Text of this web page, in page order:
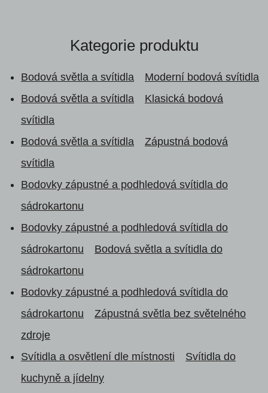
Kategorie produktu
Bodová světla a svítidla
Moderní bodová svítidla
Bodová světla a svítidla
Klasická bodová
svítidla
Bodová světla a svítidla
Zápustná bodová
svítidla
Bodovky zápustné a podhledová svítidla do
sádrokartonu
Bodovky zápustné a podhledová svítidla do
sádrokartonu
Bodová světla a svítidla do
sádrokartonu
Bodovky zápustné a podhledová svítidla do
sádrokartonu
Zápustná světla bez světelného
zdroje
Svítidla a osvětlení dle místnosti
Svítidla do
kuchyně a jídelny